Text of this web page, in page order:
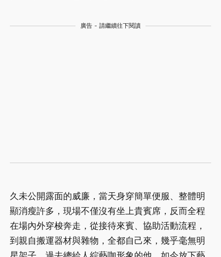
廣告 - 請繼續往下閱讀
久未公開露面的威廉，當天身穿簡單便服、整體明
顯消瘦許多，現場不僅沒有坐上貴賓席，反而全程
在場內外穿梭奔走，從接待來賓、協助活動流程，
到親自搬運器材與雜物，全都自己來，幾乎毫無明